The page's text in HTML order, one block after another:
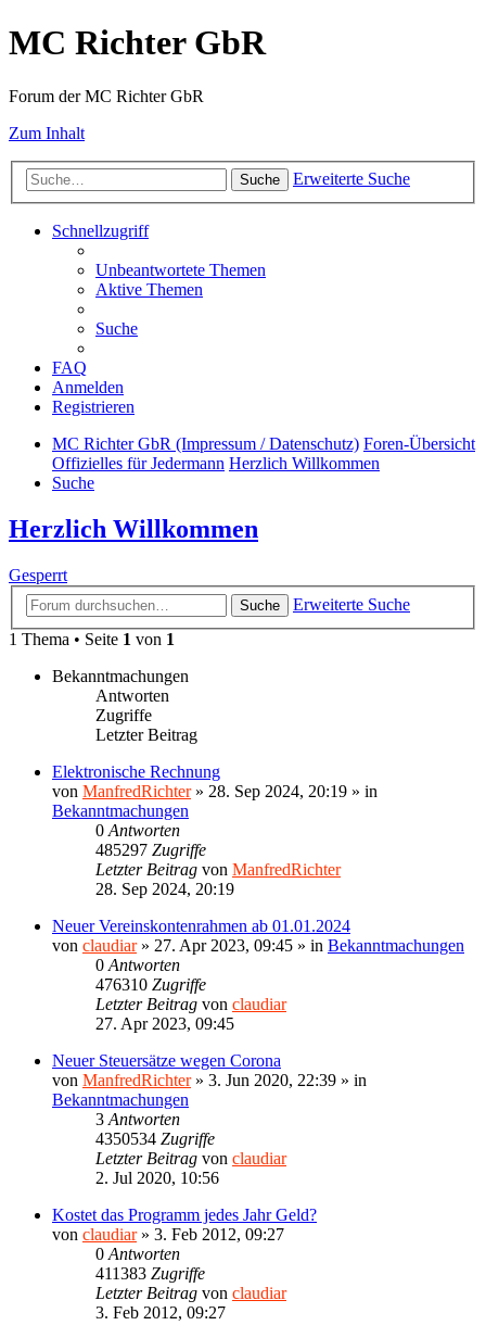
MC Richter GbR
Forum der MC Richter GbR
Zum Inhalt
Suche Erweiterte Suche
Schnellzugriff
Unbeantwortete Themen
Aktive Themen
Suche
FAQ
Anmelden
Registrieren
MC Richter GbR (Impressum / Datenschutz) Foren-Übersicht
Offizielles für Jedermann Herzlich Willkommen
Suche
Herzlich Willkommen
Gesperrt
Suche
Erweiterte Suche
1 Thema • Seite 1 von 1
Bekanntmachungen
Antworten
Zugriffe
Letzter Beitrag
Elektronische Rechnung
von ManfredRichter» 28. Sep 2024, 20:19 » in
Bekanntmachungen
0 Antworten
485297 Zugriffe
Letzter Beitrag von ManfredRichter
28. Sep 2024, 20:19
Neuer Vereinskontenrahmen ab 01.01.2024
von claudiar» 27. Apr 2023, 09:45 » in Bekanntmachungen
0 Antworten
476310 Zugriffe
Letzter Beitrag von claudiar
27. Apr 2023, 09:45
Neuer Steuersätze wegen Corona
von ManfredRichter» 3. Jun 2020, 22:39 » in
Bekanntmachungen
3 Antworten
4350534 Zugriffe
Letzter Beitrag von claudiar
2. Jul 2020, 10:56
Kostet das Programm jedes Jahr Geld?
von claudiar» 3. Feb 2012, 09:27
0 Antworten
411383 Zugriffe
Letzter Beitrag von claudiar
3. Feb 2012, 09:27